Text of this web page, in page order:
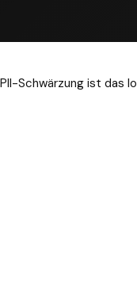
PII-Schwärzung ist das